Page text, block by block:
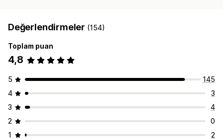
Değerlendirmeler (154)
Toplam puan
4,8
5
145
4
3
3
4
2
0
1
2